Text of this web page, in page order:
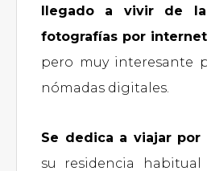
llegado a vivir de
fotografías por internet
pero muy interesante
nómadas digitales.
Se dedica a viajar por
su residencia